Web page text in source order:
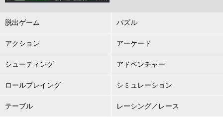
脱出ゲーム パズル
アクション アーケード
シューティング アドベンチャー
ロールプレイング シミュレーション
テーブル レーシング／レース